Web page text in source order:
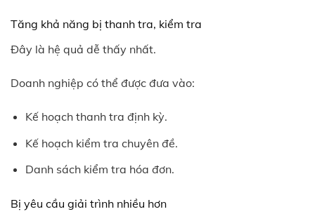
Tăng khả năng bị thanh tra, kiểm tra
Đây là hệ quả dễ thấy nhất.
Doanh nghiệp có thể được đưa vào:
Kế hoạch thanh tra định kỳ.
Kế hoạch kiểm tra chuyên đề.
Danh sách kiểm tra hóa đơn.
Bị yêu cầu giải trình nhiều hơn